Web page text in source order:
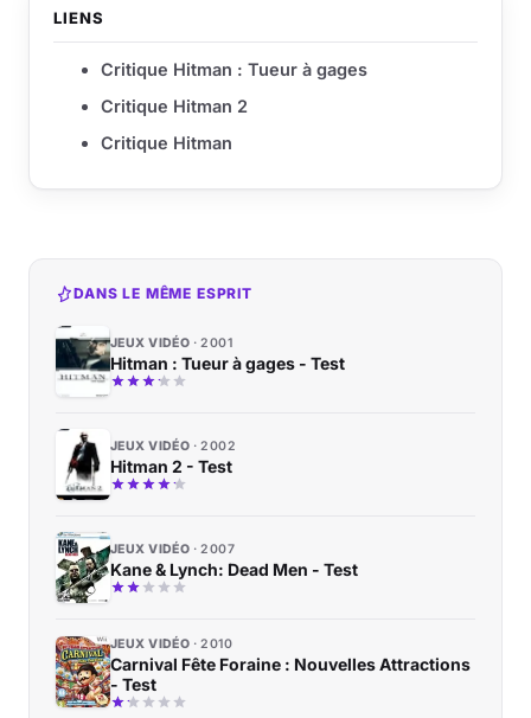
LIENS
Critique Hitman : Tueur à gages
Critique Hitman 2
Critique Hitman
DANS LE MÊME ESPRIT
JEUX VIDÉO 2001
Hitman : Tueur à gages - Test
JEUX VIDÉO 2002
Hitman 2 - Test
JEUX VIDÉO 2007
Kane & Lynch: Dead Men - Test
JEUX VIDÉO 2010
Carnival Fête Foraine : Nouvelles Attractions
- Test